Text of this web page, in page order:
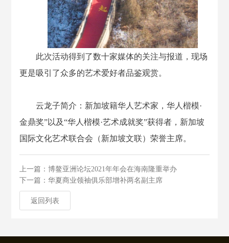
此次活动得到了数十家媒体的关注与报道，现场
更是吸引了众多的艺术爱好者品鉴观赏。
云龙子简介：新加坡籍华人艺术家，华人楷模·
金鼎奖”以及“华人楷模·艺术成就奖”获得者，新加坡
国际文化艺术联合会（新加坡文联）荣誉主席。
上一篇：博鳌亚洲论坛2021年年会在海南隆重举办
下一篇：华夏商业领袖俱乐部增补两名副主席
返回列表